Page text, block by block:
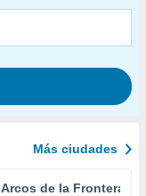
Más ciudades
Arcos de la Frontera